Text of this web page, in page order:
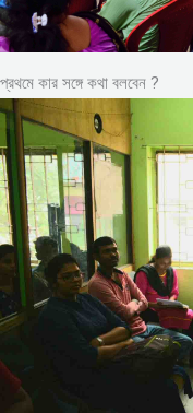
প্রথমে কার সঙ্গে কথা বলবেন ?